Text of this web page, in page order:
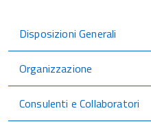
Disposizioni Generali
Organizzazione
Consulenti e Collaboratori